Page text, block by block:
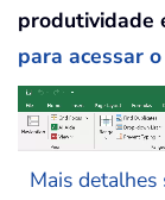
produtividade
para acessar
Mais detalhes